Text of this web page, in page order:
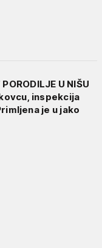
U NIŠU
inspekcija
je u jako